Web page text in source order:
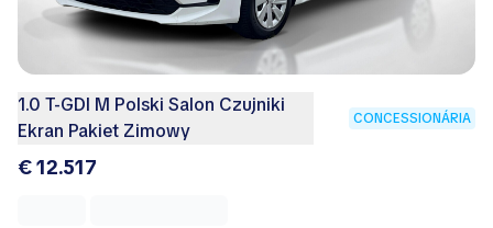
1.0 T-GDI M Polski Salon Czujniki
Ekran Pakiet Zimowy
CONCESSIONÁRIA
€ 12.517